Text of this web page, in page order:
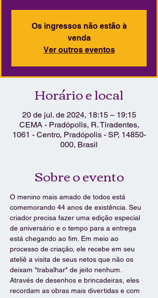
Os ingressos não estão à
venda
Ver outros eventos
Horário e local
20 de jul. de 2024, 18:15 – 19:15
CEMA - Pradópolis, R. Tiradentes,
1061 - Centro, Pradópolis - SP, 14850-
000, Brasil
Sobre o evento
O menino mais amado de todos está
comemorando 44 anos de existência. Seu
criador precisa fazer uma edição especial
de aniversário e o tempo para a entrega
está chegando ao fim. Em meio ao
processo de criação, ele recebe em seu
ateliê a visita de seus netos que não os
deixam "trabalhar" de jeito nenhum.
Através de desenhos e brincadeiras, eles
recordam as obras mais divertidas e com